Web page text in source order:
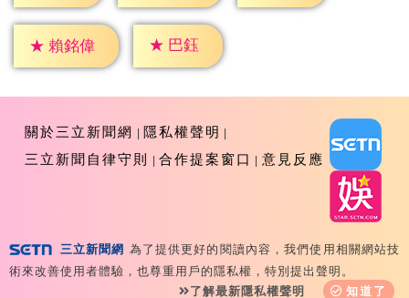
★ 賴銘偉 ★ 巴鈺
關於三立新聞網
隱私權聲明
三立新聞自律守則
合作提案窗口 意見反應
Copyright ©2026 Sanlih E-Television All Rights
Reserved 版權所有 盜用必究 台北市內湖區舊宗路一段159
三立新聞網 為了提供更好的閱讀內容，我們使用相關網站技
術來改善使用者體驗，也尊重用戶的隱私權，特別提出聲明。
了解最新隱私權聲明
知道了